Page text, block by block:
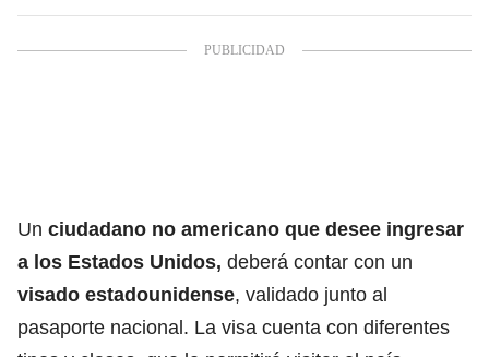
Un ciudadano no americano que desee ingresar
a los Estados Unidos, deberá contar con un
visado estadounidense, validado junto al
pasaporte nacional. La visa cuenta con diferentes